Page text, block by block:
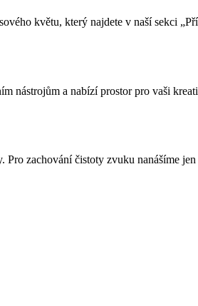
květu, který najdete v naší sekci
nástrojům a nabízí prostor pro vaši
zachování čistoty zvuku nanášíme